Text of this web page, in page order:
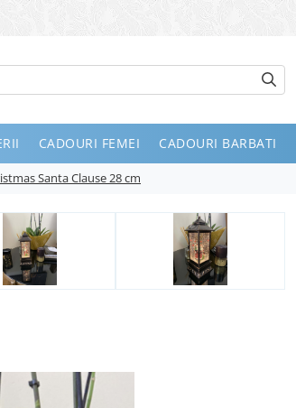
CADOURI FEMEI CADOURI BARBATI
Santa Clause 28 cm